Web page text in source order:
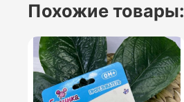
Похожие товары: